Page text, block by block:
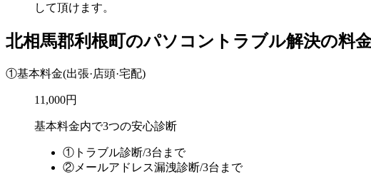
して頂けます。
北相馬郡利根町のパソコントラブル解決の料
①基本料金(出張·店頭·宅配)
11,000円
基本料金内で3つの安心診断
①トラブル診断/3台まで
②メールアドレス漏洩診断/3台まで